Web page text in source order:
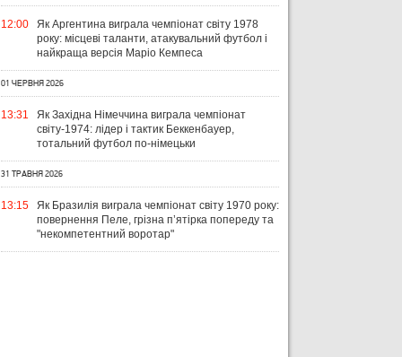
12:00
Як Аргентина виграла чемпіонат світу 1978
року: місцеві таланти, атакувальний футбол і
найкраща версія Маріо Кемпеса
01 ЧЕРВНЯ 2026
13:31
Як Західна Німеччина виграла чемпіонат
світу-1974: лідер і тактик Беккенбауер,
тотальний футбол по-німецьки
31 ТРАВНЯ 2026
13:15
Як Бразилія виграла чемпіонат світу 1970 року:
повернення Пеле, грізна п’ятірка попереду та
"некомпетентний воротар"